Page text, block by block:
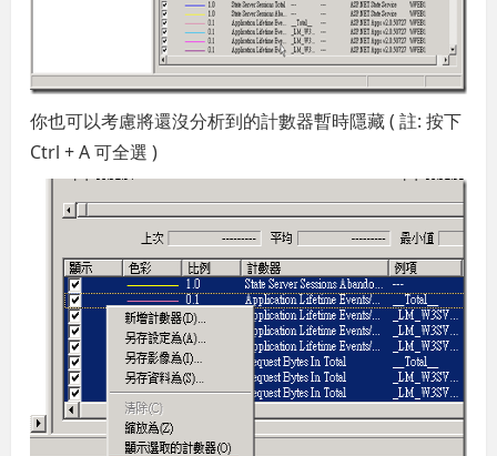
你也可以考慮將還沒分析到的計數器暫時隱藏 ( 註: 按下
Ctrl + A 可全選 )